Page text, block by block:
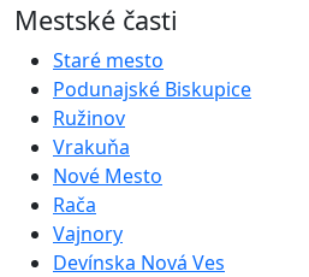
Mestské časti
Staré mesto
Podunajské Biskupice
Ružinov
Vrakuňa
Nové Mesto
Rača
Vajnory
Devínska Nová Ves